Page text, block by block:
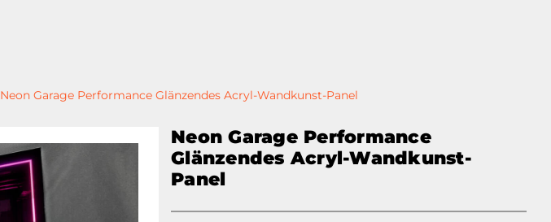
Neon Garage Performance Glänzendes Acryl-Wandkunst-Panel
Neon Garage Performance
Glänzendes Acryl-Wandkunst-
Panel